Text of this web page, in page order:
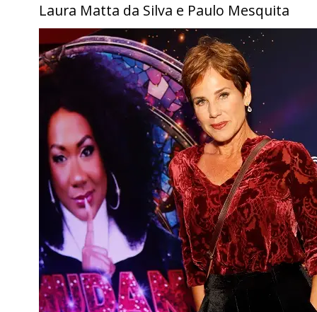
Laura Matta da Silva e Paulo Mesquita